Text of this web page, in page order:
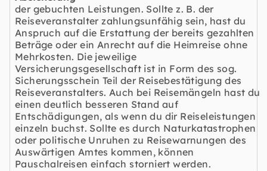
der gebuchten Leistungen. Sollte z. B. der
Reiseveranstalter zahlungsunfähig sein, hast du
Anspruch auf die Erstattung der bereits gezahlten
Beträge oder ein Anrecht auf die Heimreise ohne
Mehrkosten. Die jeweilige
Versicherungsgesellschaft ist in Form des sog.
Sicherungsschein Teil der Reisebestätigung des
Reiseveranstalters. Auch bei Reisemängeln hast du
einen deutlich besseren Stand auf
Entschädigungen, als wenn du dir Reiseleistungen
einzeln buchst. Sollte es durch Naturkatastrophen
oder politische Unruhen zu Reisewarnungen des
Auswärtigen Amtes kommen, können
Pauschalreisen einfach storniert werden.